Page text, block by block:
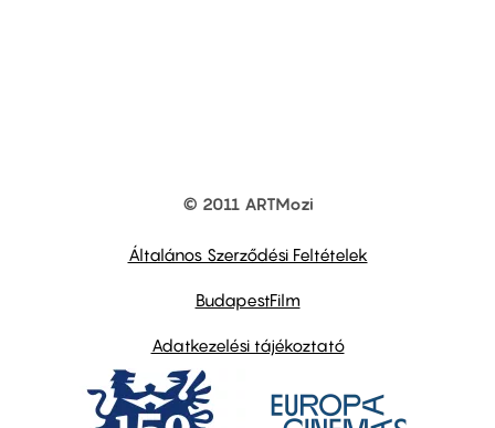
© 2011 ARTMozi
Általános Szerződési Feltételek
BudapestFilm
Adatkezelési tájékoztató